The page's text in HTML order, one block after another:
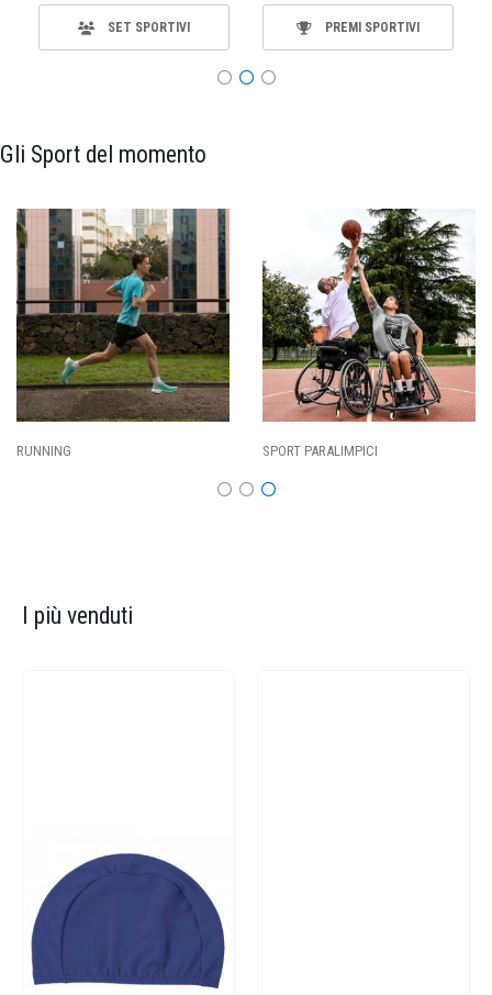
SET SPORTIVI PREMI SPORTIVI
Gli Sport del momento
RUNNING SPORT PARALIMPICI
I più venduti